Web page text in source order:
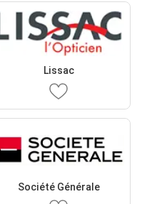
Lissac
Société Générale